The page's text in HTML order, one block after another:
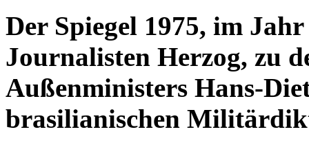
Der Spiegel 1975, im
Journalisten Herzog, zu
Außenministers Hans-
brasilianischen